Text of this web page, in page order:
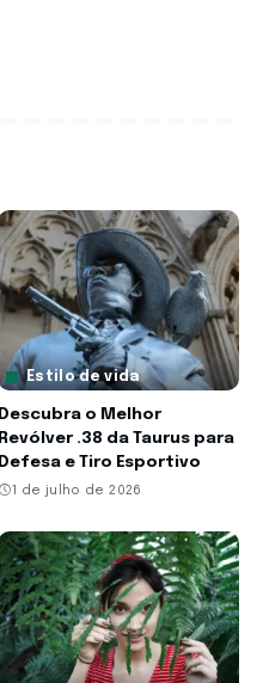
Estilo de vida
Descubra o Melhor
Revólver .38 da Taurus para
Defesa e Tiro Esportivo
1 de julho de 2026